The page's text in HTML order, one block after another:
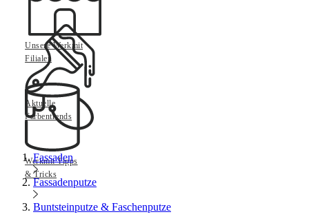
Unsere Werkmit
Filialen
Aktuelle
Farbentrends
Werkmit Tipps
& Tricks
Fassaden
Fassadenputze
Buntsteinputze & Faschenputze